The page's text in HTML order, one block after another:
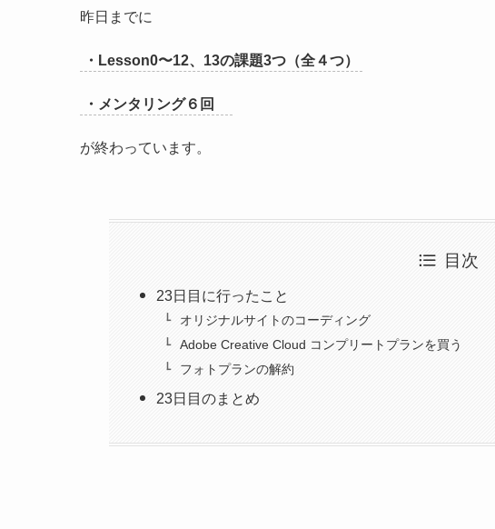
昨日までに
・Lesson0〜12、13の課題3つ（全４つ）
・メンタリング６回
が終わっています。
目次
23日目に行ったこと
オリジナルサイトのコーディング
Adobe Creative Cloud コンプリートプランを買う
フォトプランの解約
23日目のまとめ